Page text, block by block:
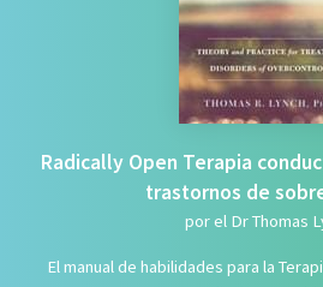
Radically Open Terapia
trastornos de
por el Dr Thomas
El manual de habilidades para la